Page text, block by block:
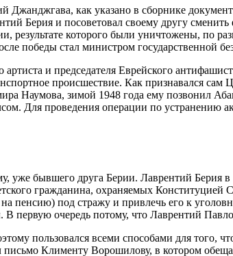
как указано в сборнике
Берия и посоветовал своему другу
результате которого были уничтожены, по
стал министром государственной
и председателя Еврейского
происшествие. Как признавался сам
Наумова, зимой 1948 года ему позвонил
Для проведения операции по устранению
уже бывшего друга Берии. Лаврентий Берия
гражданина, охраняемых Конституцией
пенсию) под стражу и привлечь его к
очередь потому, что Лаврентий
пользовался всеми способами для того,
Клименту Ворошилову, в котором